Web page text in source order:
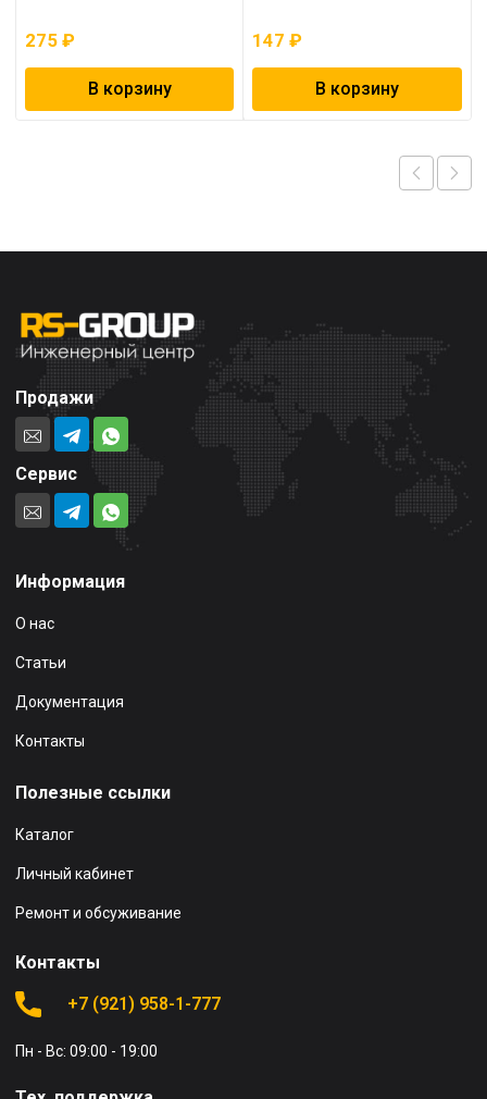
275 ₽
В корзину
147₽
В корзину
Продажи
Сервис
Информация
О нас
Статьи
Документация
Контакты
Полезные ссылки
Каталог
Личный кабинет
Ремонт и обсуживание
Контакты
+7 (921) 958-1-777
Пн - Вс: 09:00 - 19:00